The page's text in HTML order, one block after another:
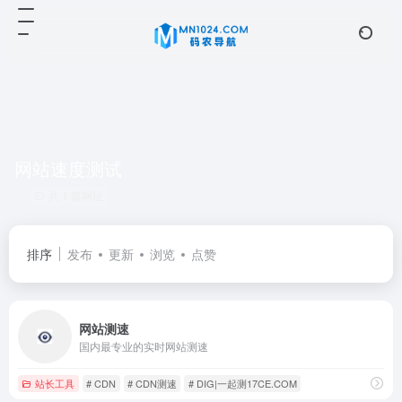
排序 发布 更新 浏览 点赞
网站测速
国内最专业的实时网站测速
站长工具 # CDN # CDN测速 # DIG|一起测17CE.COM